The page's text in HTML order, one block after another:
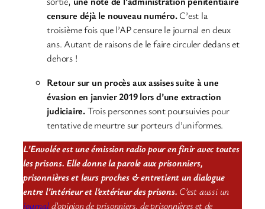
censure déjà le nouveau numéro.C’est la
troisième fois que l’AP censure le journal en deux
ans. Autant de raisons de le faire circuler dedans et
dehors !
Retour sur un procès aux assises suite à une
évasion en janvier 2019 lors d’une extraction
judiciaire.Trois personnes sont poursuivies pour
tentative de meurtre sur porteurs d’uniformes.
L’Envolée est une émission radio pour en finir avec toutes
les prisons. Elle donne la parole aux prisonniers,
prisonnières et leurs proches & entretient un dialogue
entre l’intérieur et l’extérieur des prisons. C’est aussi un
journald’opinion de prisonniers, de prisonnières et de